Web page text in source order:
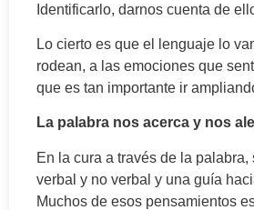
Identificarlo, darnos cuenta de
Lo cierto es que el lenguaje lo
rodean, a las emociones que
que es tan importante ir
La palabra nos acerca y nos
En la cura a través de la palabra,
verbal y no verbal y una guía
Muchos de esos pensamientos